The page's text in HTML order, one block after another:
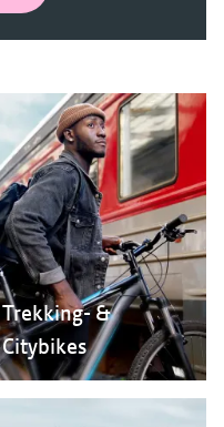
Trekking- &
Citybikes